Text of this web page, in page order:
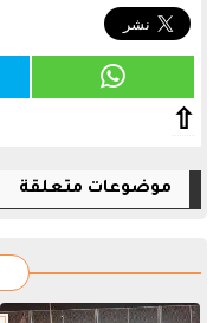
⇧
موضوعات متعلقة